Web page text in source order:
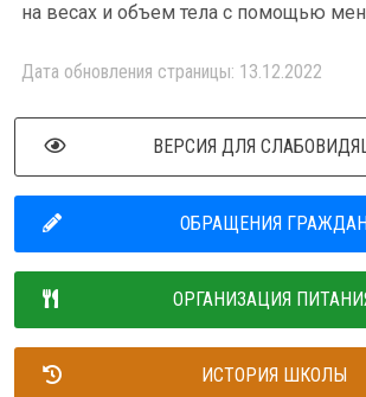
на весах и объем тела с помощью
Дата обновления страницы: 13.12.2022
ВЕРСИЯ ДЛЯ
ОБРАЩЕНИЯ ГРАЖДАН
ОРГАНИЗАЦИЯ
ИСТОРИЯ ШКОЛЫ